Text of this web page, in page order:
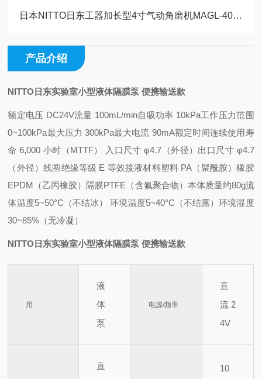
日本NITTO日东工器加长型4寸气动角磨机MAGL-40技术参数
产品介绍
NITTO日东实验室小型液体隔膜泵 便携输送款
额定电压 DC24V流量 100mL/min自吸功率 10kPa工作压力范围
0~100kPa最大压力 300kPa最大电流 90mA额定时间连续使用寿
命 6,000 小时（MTTF） 入口 尺寸 φ4.7（外径） 出口尺寸 φ4.7
（外径）线圈绝缘等级 E 等效接液材料塑料 PA（聚酰胺）橡胶
EPDM（乙丙橡胶） 隔膜PTFE（含氟聚合物） 本体质量约80g流
体温度5~50°C（不结冰） 环境温度5~40°C（不结露）环境湿度
30~85%（无冷凝）
NITTO日东实验室小型液体隔膜泵 便携输送款
用
液
体
泵
电源/频率
直
流 2
4V
直
10